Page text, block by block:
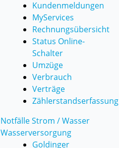
Kundenmeldungen
MyServices
Rechnungsübersicht
Status Online-
Schalter
Umzüge
Verbrauch
Verträge
Zählerstandserfassung
Notfälle Strom / Wasser
Wasserversorgung
Goldinger